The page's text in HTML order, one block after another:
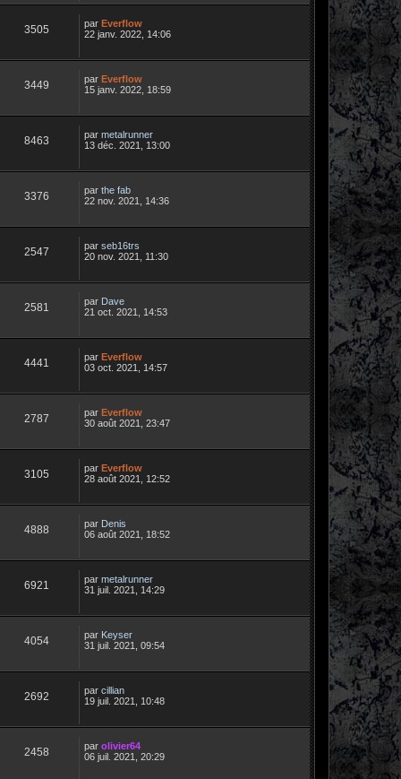
3505 par Everflow
22 janv. 2022, 14:06
3449 par Everflow
15 janv. 2022, 18:59
8463 par metalrunner
13 déc. 2021, 13:00
3376 par the fab
22 nov. 2021, 14:36
2547 par seb16trs
20 nov. 2021, 11:30
2581 par Dave
21 oct. 2021, 14:53
4441 par Everflow
03 oct. 2021, 14:57
2787 par Everflow
30 août 2021, 23:47
3105 par Everflow
28 août 2021, 12:52
4888 par Denis
06 août 2021, 18:52
6921 par metalrunner
31 juil. 2021, 14:29
4054 par Keyser
31 juil. 2021, 09:54
2692 par cillian
19 juil. 2021, 10:48
2458 par olivier64
06 juil. 2021, 20:29